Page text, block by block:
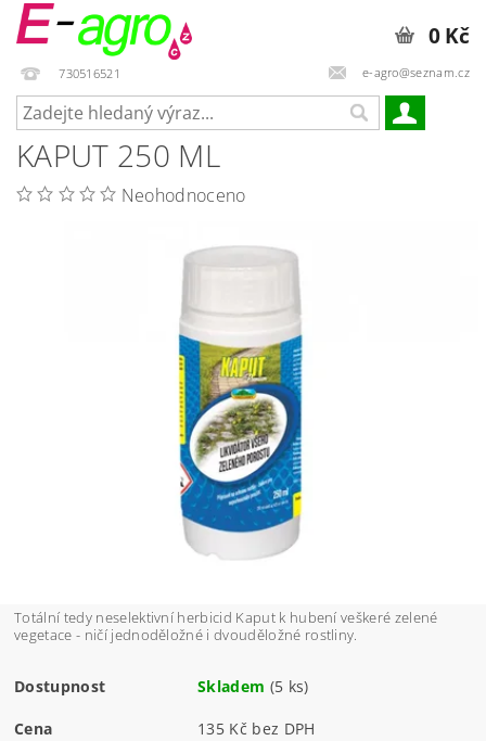
730516521 e-agro@seznam.cz
0 Kč
KAPUT 250 ML
Neohodnoceno
Totální tedy neselektivní herbicid Kaput k hubení veškeré zelené
vegetace - ničí jednoděložné i dvouděložné rostliny.
Dostupnost Skladem (5 ks)
Cena 135 Kč bez DPH